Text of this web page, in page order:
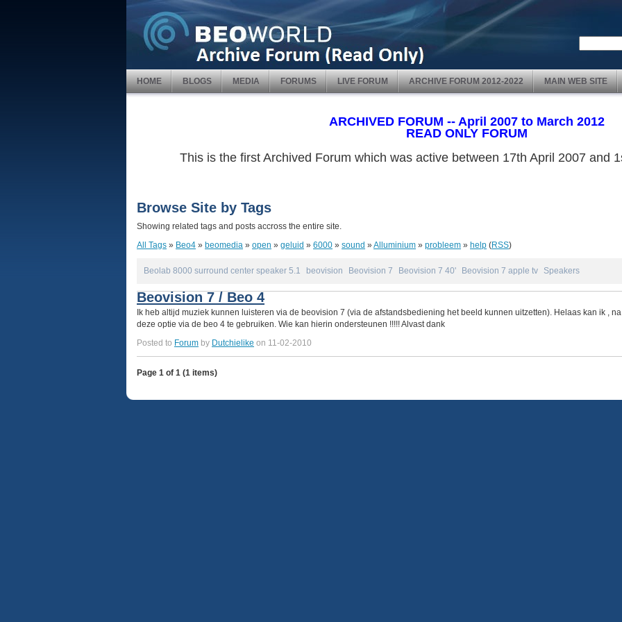
HOME BLOGS MEDIA FORUMS LIVE FORUM ARCHIVE FORUM 2012-2022 MAIN WEB SITE
ARCHIVED FORUM -- April 2007 to March 2012
READ ONLY FORUM
This is the first Archived Forum which was active between 17th April 2007 and
Browse Site by Tags
Showing related tags and posts accross the entire site.
All Tags » Beo4 » beomedia » open » geluid » 6000 » sound »Alluminium » probleem » help (RSS)
Beolab 8000 surround center speaker 5.1 beovision Beovision 7 Beovision 7 40' Beovision 7 apple tv Speakers
Beovision 7 / Beo 4
Ik heb altijd muziek kunnen luisteren via de beovision 7 (via de afstandsbediening het beeld kunnen uitzetten). Helaas kan ik ,
deze optie via de beo 4 te gebruiken. Wie kan hierin ondersteunen !!!!! Alvast dank
Posted to Forum by Dutchielike on 11-02-2010
Page 1 of 1 (1 items)